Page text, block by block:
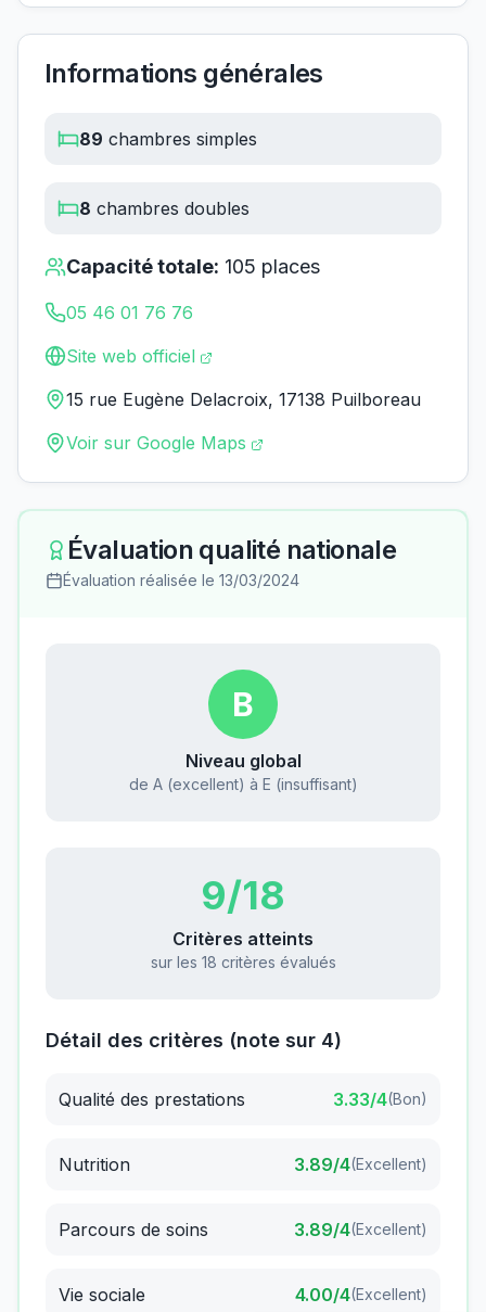
Informations générales
89 chambres simples
8 chambres doubles
Capacité totale: 105 places
05 46 01 76 76
Site web officiel
15 rue Eugène Delacroix, 17138 Puilboreau
Voir sur Google Maps
Évaluation qualité nationale
Évaluation réalisée le 13/03/2024
B
Niveau global
de A (excellent) à E (insuffisant)
9/18
Critères atteints
sur les 18 critères évalués
Détail des critères (note sur 4)
Qualité des prestations 3.33/4(Bon)
Nutrition 3.89/4(Excellent)
Parcours de soins 3.89/4(Excellent)
Vie sociale 4.00/4(Excellent)